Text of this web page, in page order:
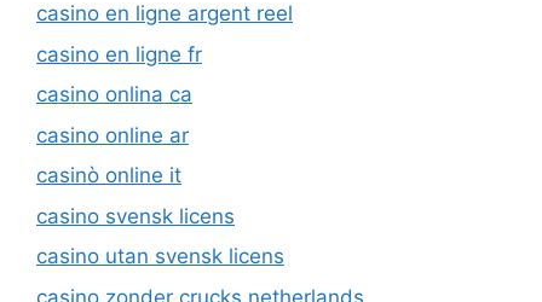
casino en ligne argent reel
casino en ligne fr
casino onlina ca
casino online ar
casinò online it
casino svensk licens
casino utan svensk licens
casino zonder crucks netherlands